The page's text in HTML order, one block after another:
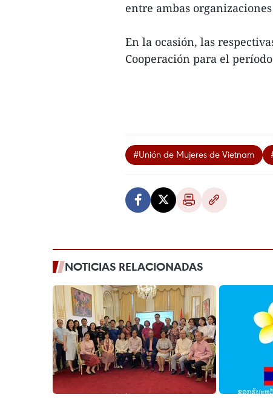
entre ambas
En la ocasión, las
Cooperación para el
#Unión de Mujeres de Vietnam
NOTICIAS RELACIONADAS